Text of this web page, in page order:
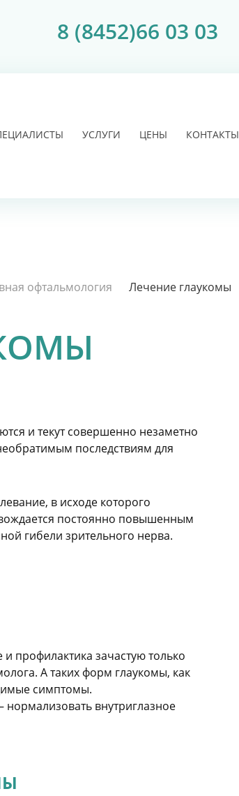
8 (8452)66 03 03
УСЛУГИ ЦЕНЫ КОНТАКТЫ
офтальмология Лечение глаукомы
и текут совершенно незаметно
последствиям для
в исходе которого
постоянно повышенным
гибели зрительного нерва.
профилактика зачастую только
А таких форм глаукомы, как
симптомы.
внутриглазное